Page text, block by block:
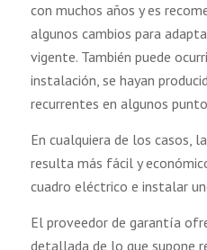
con muchos años y es
algunos cambios para
vigente. También puede
instalación, se hayan
recurrentes en algunos
En cualquiera de los casos,
resulta más fácil y
cuadro eléctrico e instalar
El proveedor de garantía
detallada de lo que supone